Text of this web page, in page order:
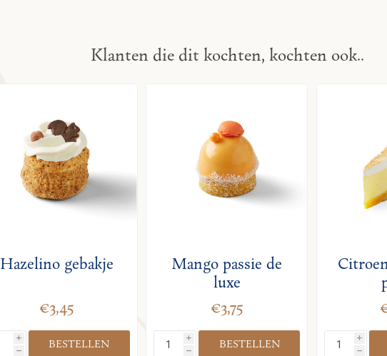
Klanten die dit kochten, kochten ook..
Hazelino gebakje
€3,45
i
h
Mango passie de
luxe
€3,75
i
h
i
h